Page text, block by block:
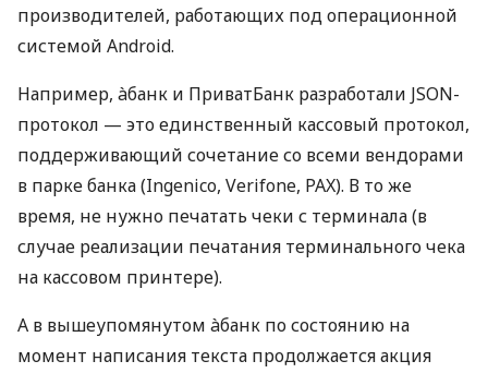
производителей, работающих под операционной
системой Android.
Например, àбанк и ПриватБанк разработали JSON-
протокол — это единственный кассовый протокол,
поддерживающий сочетание со всеми вендорами
в парке банка (Ingenico, Verifone, PAX). В то же
время, не нужно печатать чеки с терминала (в
случае реализации печатания терминального чека
на кассовом принтере).
А в вышеупомянутом àбанк по состоянию на
момент написания текста продолжается акция